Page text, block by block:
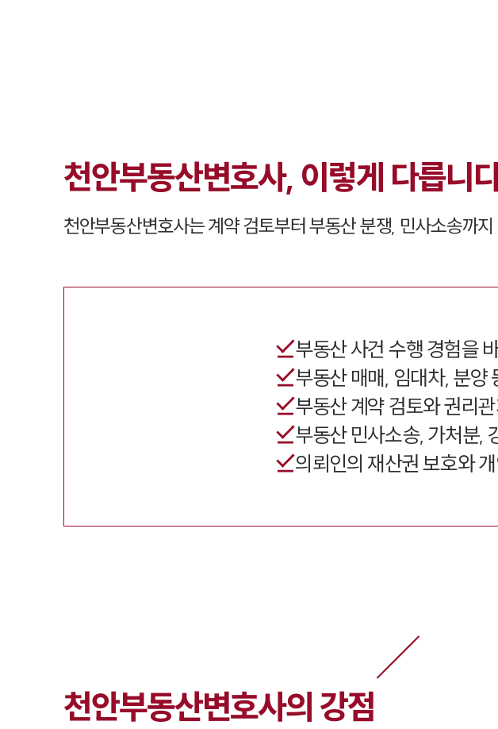
천안부동산변호사, 이렇게 다릅니
천안부동산변호사는 계약 검토부터 부동산 분쟁, 민사소송까
부동산 사건 수행 경험을
부동산 매매, 임대차, 분양
부동산 계약 검토와 권리
부동산 민사소송, 가처분,
의뢰인의 재산권 보호와
천안부동산변호사의 강점